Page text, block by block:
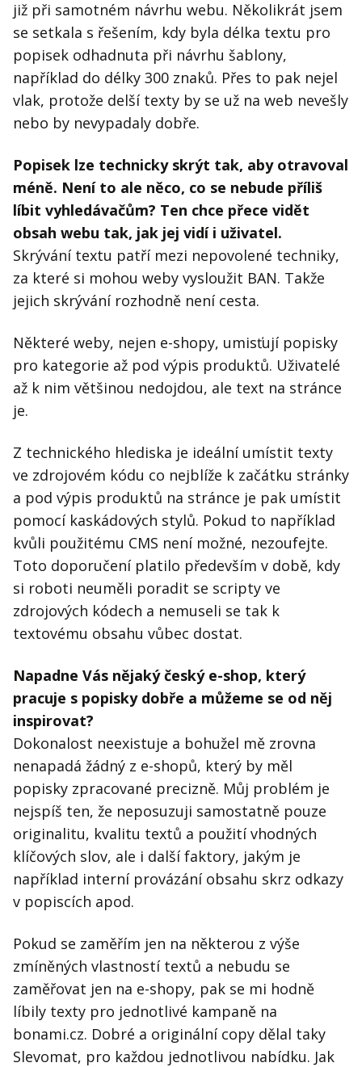
již při samotném návrhu webu. Několikrát jsem
se setkala s řešením, kdy byla délka textu pro
popisek odhadnuta při návrhu šablony,
například do délky 300 znaků. Přes to pak nejel
vlak, protože delší texty by se už na web nevešly
nebo by nevypadaly dobře.
Popisek lze technicky skrýt tak, aby otravoval
méně. Není to ale něco, co se nebude příliš
líbit vyhledávačům? Ten chce přece vidět
obsah webu tak, jak jej vidí i uživatel.
Skrývání textu patří mezi nepovolené techniky,
za které si mohou weby vysloužit BAN. Takže
jejich skrývání rozhodně není cesta.
Některé weby, nejen e-shopy, umisťují popisky
pro kategorie až pod výpis produktů. Uživatelé
až k nim většinou nedojdou, ale text na stránce
je.
Z technického hlediska je ideální umístit texty
ve zdrojovém kódu co nejblíže k začátku stránky
a pod výpis produktů na stránce je pak umístit
pomocí kaskádových stylů. Pokud to například
kvůli použitému CMS není možné, nezoufejte.
Toto doporučení platilo především v době, kdy
si roboti neuměli poradit se scripty ve
zdrojových kódech a nemuseli se tak k
textovému obsahu vůbec dostat.
Napadne Vás nějaký český e-shop, který
pracuje s popisky dobře a můžeme se od něj
inspirovat?
Dokonalost neexistuje a bohužel mě zrovna
nenapadá žádný z e-shopů, který by měl
popisky zpracované precizně. Můj problém je
nejspíš ten, že neposuzuji samostatně pouze
originalitu, kvalitu textů a použití vhodných
klíčových slov, ale i další faktory, jakým je
například interní provázání obsahu skrz odkazy
v popiscích apod.
Pokud se zaměřím jen na některou z výše
zmíněných vlastností textů a nebudu se
zaměřovat jen na e-shopy, pak se mi hodně
líbily texty pro jednotlivé kampaně na
bonami.cz. Dobré a originální copy dělal taky
Slevomat, pro každou jednotlivou nabídku. Jak